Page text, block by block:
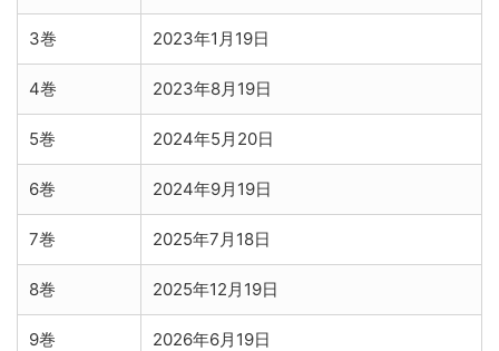
3巻 2023年1月19日
4巻 2023年8月19日
5巻 2024年5月20日
6巻 2024年9月19日
7巻 2025年7月18日
8巻 2025年12月19日
9巻 2026年6月19日